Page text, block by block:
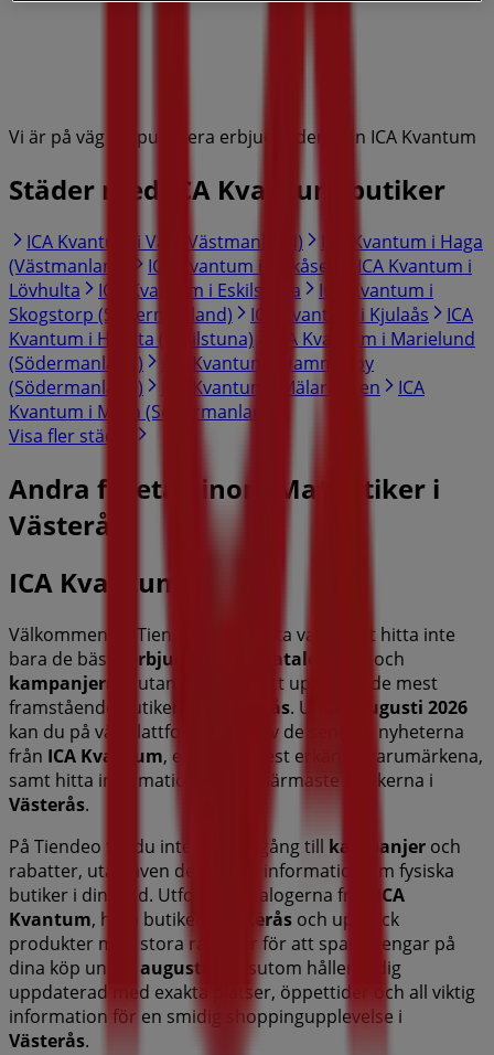
Vi är på väg att publicera erbjudanden från ICA Kvantum
Städer med ICA Kvantum-butiker
ICA Kvantum i Vad (Västmanland)
ICA Kvantum i Haga
(Västmanland)
ICA Kvantum i Hökåsen
ICA Kvantum i
Lövhulta
ICA Kvantum i Eskilstuna
ICA Kvantum i
Skogstorp (Södermanland)
ICA Kvantum i Kjulaås
ICA
Kvantum i Hållsta (Eskilstuna)
ICA Kvantum i Marielund
(Södermanland)
ICA Kvantum i Hammarby
(Södermanland)
ICA Kvantum i Mälarbaden
ICA
Kvantum i Mora (Södermanland)
Visa fler städer
Andra företag inom Matbutiker i
Västerås
ICA Kvantum
Välkommen till Tiendeo, ditt bästa val för att hitta inte
bara de bästa
erbjudandena katalogerna
och
kampanjerna
, utan också för att upptäcka de mest
framstående butikerna i
Västerås. Under
augusti 2026
kan du på vår plattform ta del av de senaste nyheterna
från ICA Kvantum, ett av de mest erkända varumärkena,
samt hitta information om de närmaste butikerna i
Västerås.
På Tiendeo får du inte bara tillgång till kampanjer och
rabatter, utan även detaljerad information om fysiska
butiker i din stad. Utforska katalogerna från
ICA
Kvantum, hitta butiker i Västerås och upptäck
produkter med stora rabatter för att spara pengar på
dina köp under augusti
. Dessutom håller vi dig
uppdaterad med exakta platser, öppettider och all viktig
information för en smidig shoppingupplevelse i
Västerås.